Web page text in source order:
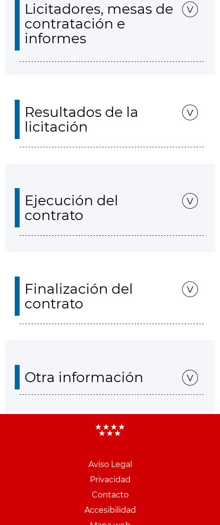
Licitadores, mesas de
contratación e
informes
Resultados de la
licitación
Ejecución del
contrato
Finalización del
contrato
Otra información
Aviso Legal
Privacidad
Contacto
Accesibilidad